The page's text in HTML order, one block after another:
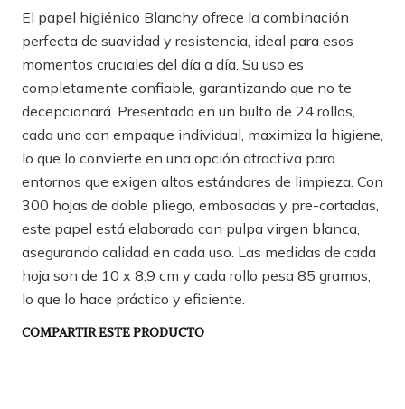
El papel higiénico Blanchy ofrece la combinación
perfecta de suavidad y resistencia, ideal para esos
momentos cruciales del día a día. Su uso es
completamente confiable, garantizando que no te
decepcionará. Presentado en un bulto de 24 rollos,
cada uno con empaque individual, maximiza la higiene,
lo que lo convierte en una opción atractiva para
entornos que exigen altos estándares de limpieza. Con
300 hojas de doble pliego, embosadas y pre-cortadas,
este papel está elaborado con pulpa virgen blanca,
asegurando calidad en cada uso. Las medidas de cada
hoja son de 10 x 8.9 cm y cada rollo pesa 85 gramos,
lo que lo hace práctico y eficiente.
COMPARTIR ESTE PRODUCTO